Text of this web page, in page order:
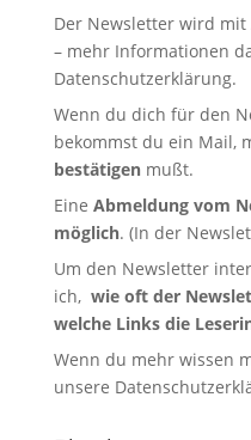
Der Newsletter wird mit
– mehr Informationen
Datenschutzerklärung.
Wenn du dich für den
bekommst du ein Mail,
bestätigenmußt.
Eine Abmeldung vom
möglich. (In der
Um den Newsletter
ich, wie oft der
welche Links die
Wenn du mehr wissen
unsere